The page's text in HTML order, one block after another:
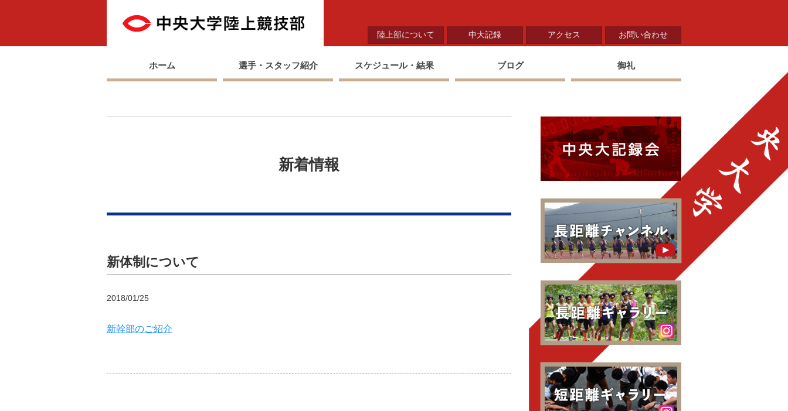
陸上部について 中大記録 アクセス お問い合わせ
ホーム 選手・スタッフ紹介 スケジュール・結果 ブログ 御礼
新着情報
新体制について
2018/01/25
新幹部のご紹介
中央大学陸上部 中央大
中央大学陸上部長距離